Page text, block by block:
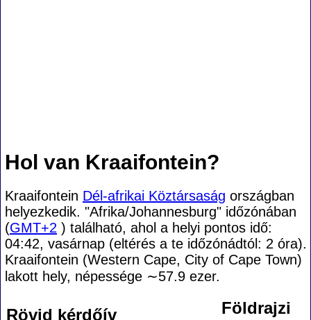
Hol van Kraaifontein?
Kraaifontein Dél-afrikai Köztársaság országban
helyezkedik. "Afrika/Johannesburg" időzónában
(GMT+2 ) található, ahol a helyi pontos idő:
04:42, vasárnap (eltérés a te időzónádtól: 2 óra).
Kraaifontein (Western Cape, City of Cape Town)
lakott hely, népessége ∼57.9 ezer.
Rövid kérdőív Földrajzi